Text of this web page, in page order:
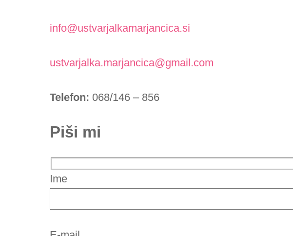
info@ustvarjalkamarjancica.si
ustvarjalka.marjancica@gmail.com
Telefon: 068/146 – 856
Piši mi
Ime